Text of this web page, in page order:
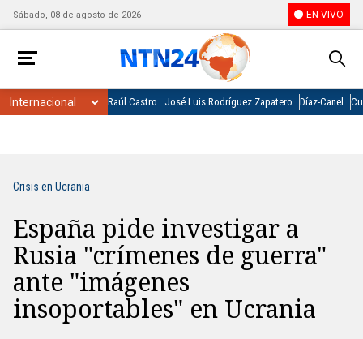
Sábado, 08 de agosto de 2026 EN VIVO
Raúl Castro José Luis Rodríguez Zapatero Díaz-Canel
Crisis en Ucrania
España pide investigar a
Rusia "crímenes de guerra"
ante "imágenes
insoportables" en Ucrania